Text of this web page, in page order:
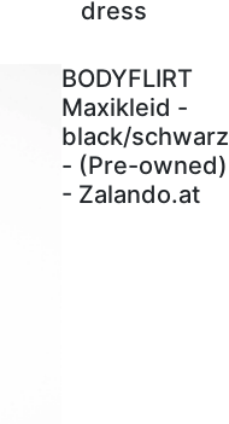
dress
BODYFLIRT
Maxikleid -
black/schwarz
- (Pre-owned)
- Zalando.at